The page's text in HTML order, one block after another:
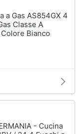
a Gas AS854GX 4
Classe A
Bianco
- Cucina